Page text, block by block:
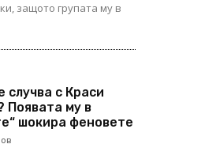
защото групата му в
случва с Краси
Появата му в
шокира феновете